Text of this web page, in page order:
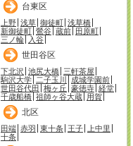
台東区
上野 浅草 御徒町 浅草橋
新御徒町 鶯谷 蔵前 田原町
三ノ輪
入谷
世田谷区
下北沢 池尻大橋 三軒茶屋
駒沢大学 二子玉川
成城学園前
世田谷代田 梅ヶ丘 豪徳寺 経堂
千歳船橋 祖師ヶ谷大蔵 用賀
北区
田端 赤羽 東十条 王子
上中里
十条